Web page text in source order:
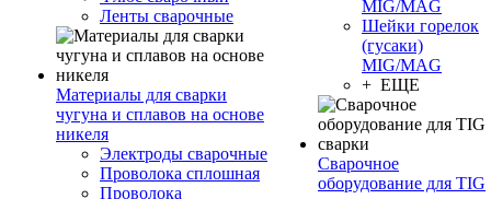
Ленты сварочные
Материалы для сварки
чугуна и сплавов на основе
никеля
Электроды сварочные
Проволока сплошная
Проволока
MIG/MAG
Шейки горелок
(гусаки)
MIG/MAG
+ ЕЩЕ
Сварочное
оборудование для TIG